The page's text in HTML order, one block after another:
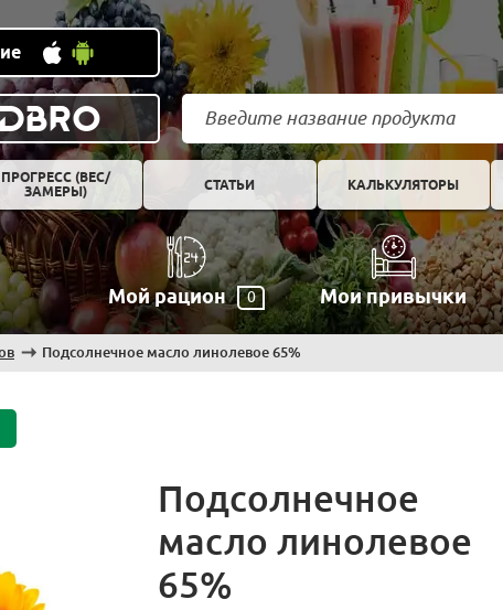
ПРОГРЕСС (ВЕС/
ЗАМЕРЫ)
СТАТЬИ КАЛЬКУЛЯТОРЫ
Мой рацион 0 Мои привычки
Подсолнечное масло линолевое 65%
Подсолнечное
масло линолевое
65%ПОЛЕЗЕН В НЕБОЛЬШИХ